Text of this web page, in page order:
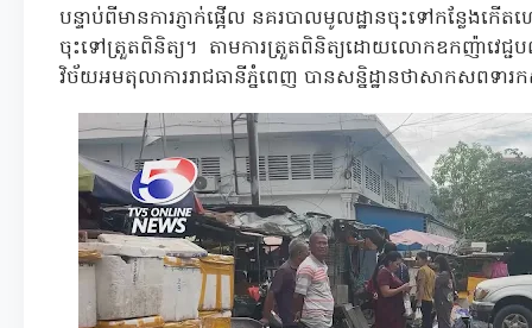
បន្ទាប់ពីមានការភ្ញាក់ផ្អើល នគរបាលមូលដ្ឋានចុះទៅកន្លែងក
ចុះទៅត្រួតពិនិត្យ។ តាមការត្រួតពិនិត្យដោយលោកឧកញ៉ាវេជ្ជ
វិច័យអមតុលាការរាជធានីភ្នំពេញ បានសន្និដ្ឋានថាសាកសពទារ